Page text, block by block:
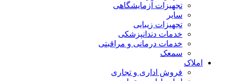
تجهیزات آزمایشگاهی
سایر
تجهیزات زیبایی
خدمات دندانپزشکی
خدمات درمانی و مراقبتی
سمعک
املاک
فروش اداری و تجاری